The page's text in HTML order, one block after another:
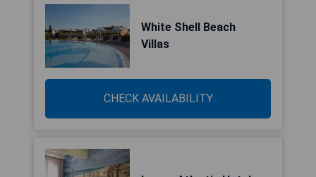
White Shell Beach
Villas
CHECK AVAILABILITY